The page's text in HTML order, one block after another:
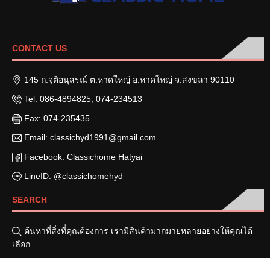
CONTACT US
145 ถ.จุติอนุสรณ์ ต.หาดใหญ่ อ.หาดใหญ่ จ.สงขลา 90110
Tel: 086-4894825, 074-234513
Fax: 074-235435
Email: classichyd1991@gmail.com
Facebook: Classichome Hatyai
LineID: @classichomehyd
SEARCH
ค้นหาที่สิ่งที่่คุณต้องการ เรามีสินค้ามากมายหลายอย่างให้คุณได้
เลือก